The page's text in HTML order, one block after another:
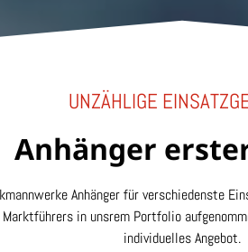
UNZÄHLIGE
Anhänger
Anhänger für verschiedenste
in unsrem Portfolio
individuelles Angebot.